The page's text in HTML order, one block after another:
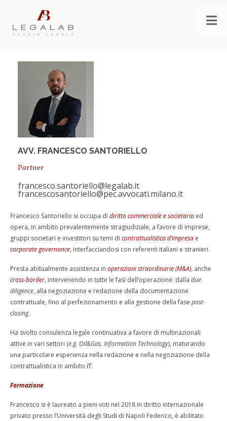
AVV. FRANCESCO SANTORIELLO
Partner
francesco.santoriello@legalab.it
francescosantoriello@pec.avvocati.milano.it
Francesco Santoriello si occupa di diritto commerciale e societario ed
opera, in ambito prevalentemente stragiudiziale, a favore di imprese,
gruppi societari e investitori su temi di contrattualistica d’impresa e
corporate governance, interfacciandosi con referenti italiani e stranieri.
Presta abitualmente assistenza in operazioni straordinarie(M&A), anche
cross-border, intervenendo in tutte le fasi dell’operazione: dalla due
diligence, alla negoziazione e redazione della documentazione
contrattuale, fino al perfezionamento e alla gestione della fase post-
closing.
Ha svolto consulenza legale continuativa a favore di multinazionali
attive in vari settori (e.g. Oil&Gas, Information Technology), maturando
una particolare esperienza nella redazione e nella negoziazione della
contrattualistica in ambito IT.
Formazione
Francesco si è laureato a pieni voti nel 2018 in diritto internazionale
privato presso l’Università degli Studi di Napoli Federico, è abilitato